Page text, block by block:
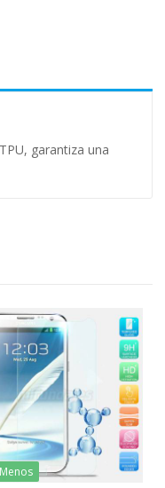
garantiza una